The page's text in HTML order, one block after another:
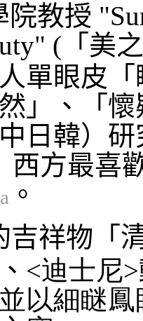
教授
(「美
單眼皮
然」、「
日韓）
方最喜
。
吉祥物「
<迪士尼
以細瞇